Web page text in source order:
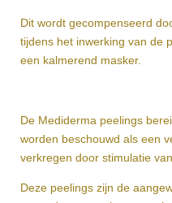
Dit wordt gecompenseerd
tijdens het inwerking van de
een kalmerend masker.
De Mediderma peelings
worden beschouwd als een
verkregen door stimulatie
Deze peelings zijn de